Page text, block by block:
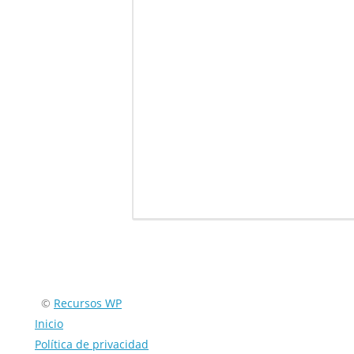
Encuéntranos en:
© Recursos WP
Inicio
Política de privacidad